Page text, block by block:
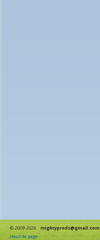
©2009-2026
mightyprods@gmail.com
Haut de page